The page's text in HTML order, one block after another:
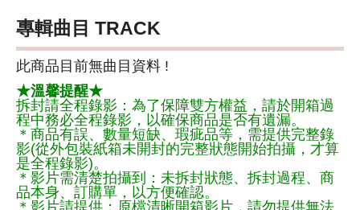
專輯曲目 TRACK
此商品目前無曲目資料 !
★溫馨提醒★
拆封請全程錄影：為了保障雙方權益，請於開箱過
程中務必全程錄影，以確保商品是否有遺漏。
＊商品有誤、數量短缺、瑕疵品等，需提供完整錄
影(從外包裝紙箱未開封的完整狀態開始拍攝，才算
是全程錄影)。
＊影片需清楚拍攝到：未拆封狀態、拆封過程、商
品本身、訂購單，以方便確認。
＊影片請提供：原檔清晰開箱影片，請勿提供無法